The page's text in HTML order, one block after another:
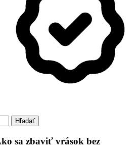
Hľadať
sa zbaviť vrások bez